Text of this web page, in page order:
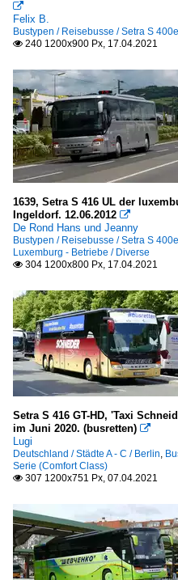

Felix B.
Bustypen / Reisebusse / Setra S
 240 1200x900 Px, 17.04.2021
1639, Setra S 416 UL der
Ingeldorf. 12.06.2012 
De Rond Hans und Jeanny
Bustypen / Reisebusse / Setra S
Luxemburg - Betriebe / Diverse
 304 1200x800 Px, 17.04.2021
Setra S 416 GT-HD, 'Taxi
im Juni 2020. (busretten) 
Lugi
Deutschland / Städte A - C / Berlin,
Serie (Comfort Class)
 307 1200x751 Px, 07.04.2021